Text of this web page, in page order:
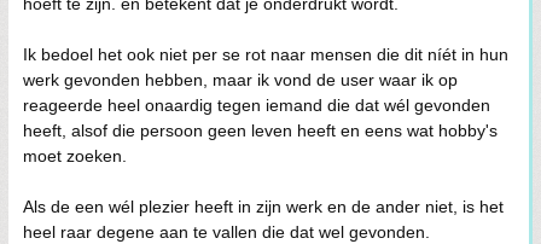
Ik bedoel het ook niet per se rot naar mensen die dit níét in hun
werk gevonden hebben, maar ik vond de user waar ik op
reageerde heel onaardig tegen iemand die dat wél gevonden
heeft, alsof die persoon geen leven heeft en eens wat hobby's
moet zoeken.
Als de een wél plezier heeft in zijn werk en de ander niet, is het
heel raar degene aan te vallen die dat wel gevonden.